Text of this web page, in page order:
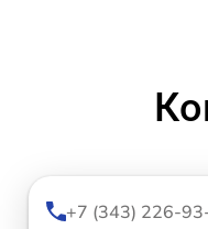
+7 (343) 226-